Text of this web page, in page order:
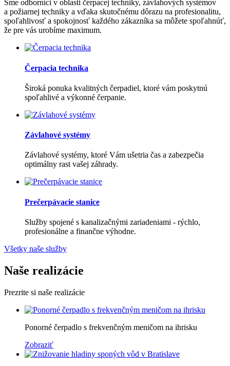
Sme odborníci v oblasti čerpacej techniky, závlahových systémov
a požiarnej techniky a vďaka skutočnému dôrazu na profesionalitu,
spoľahlivosť a spokojnosť každého zákazníka sa môžete spoľahnúť,
že pre vás urobíme maximum.
Čerpacia technika
Široká ponuka kvalitných čerpadiel, ktoré vám poskytnú
spoľahlivé a výkonné čerpanie.
Závlahové systémy
Závlahové systémy, ktoré Vám ušetria čas a zabezpečia
optimálny rast vašej záhrady.
Prečerpávacie stanice
Služby spojené s kanalizačnými zariadeniami - rýchlo,
profesionálne a finančne výhodne.
Všetky naše služby
Naše realizácie
Prezrite si naše realizácie
Ponorné čerpadlo s frekvenčným meničom na ihrisku
Zobraziť